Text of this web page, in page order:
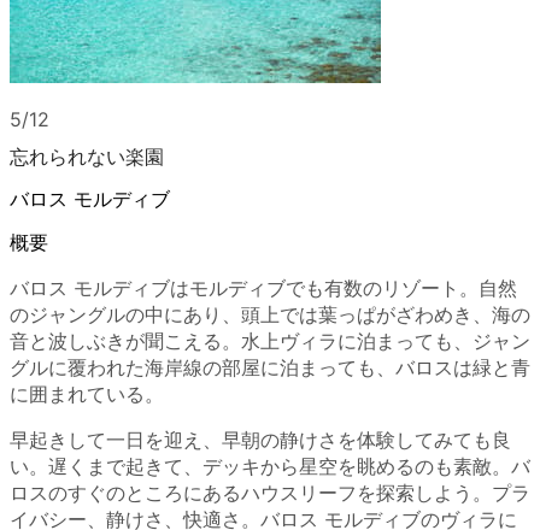
5/12
忘れられない楽園
バロス モルディブ
概要
バロス モルディブはモルディブでも有数のリゾート。自然
のジャングルの中にあり、頭上では葉っぱがざわめき、海の
音と波しぶきが聞こえる。水上ヴィラに泊まっても、ジャン
グルに覆われた海岸線の部屋に泊まっても、バロスは緑と青
に囲まれている。
早起きして一日を迎え、早朝の静けさを体験してみても良
い。遅くまで起きて、デッキから星空を眺めるのも素敵。バ
ロスのすぐのところにあるハウスリーフを探索しよう。プラ
イバシー、静けさ、快適さ。バロス モルディブのヴィラに